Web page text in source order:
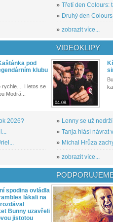
» Třetí den Colours:
» Druhý den
» zobrazit více...
pod
klubu
rychle.... I letos se
Modrá...
2026?
VIDEOKLIPY
04.08.
» Lenny se už
» Tanja hlásí návrat
» Michal Hrůza
» zobrazit více...
spodina ovládla
lákali na
Bunny uzavřeli
jistotou